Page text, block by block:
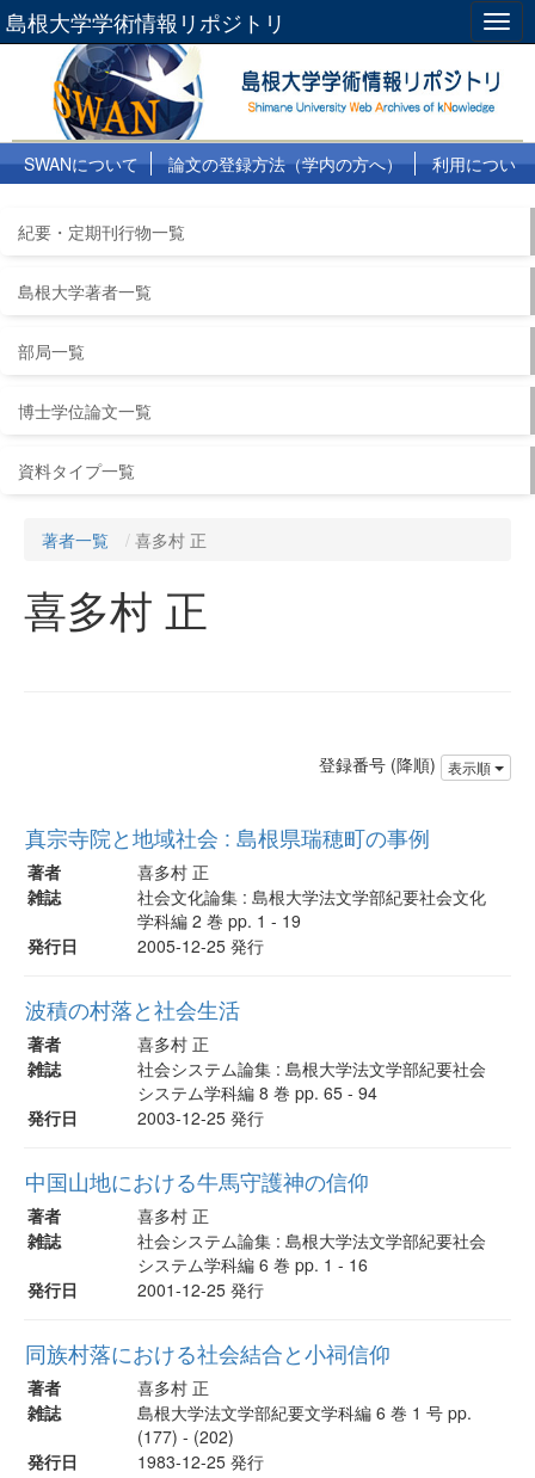
島根大学学術情報リポジトリ
SWANについて 論文の登録方法（学内の方へ）
利用につい
紀要・定期刊行物一覧
島根大学著者一覧
部局一覧
博士学位論文一覧
資料タイプ一覧
著者一覧 喜多村 正
喜多村 正
登録番号 (降順) 表示順
真宗寺院と地域社会 : 島根県瑞穂町の事例
著者
喜多村 正
雑誌
社会文化論集 : 島根大学法文学部紀要社会文化
学科編 2 巻 pp. 1 - 19
発行日
2005-12-25 発行
波積の村落と社会生活
著者
喜多村 正
雑誌
社会システム論集 : 島根大学法文学部紀要社会
システム学科編 8 巻 pp. 65 - 94
発行日
2003-12-25 発行
中国山地における牛馬守護神の信仰
著者
喜多村 正
雑誌
社会システム論集 : 島根大学法文学部紀要社会
システム学科編 6 巻 pp. 1 - 16
発行日
2001-12-25 発行
同族村落における社会結合と小祠信仰
著者
喜多村 正
雑誌
島根大学法文学部紀要文学科編 6 巻 1 号 pp.
(177) - (202)
発行日
1983-12-25 発行